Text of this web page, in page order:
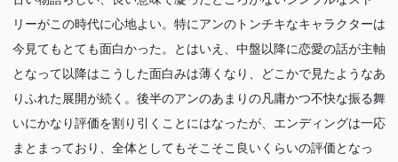
リーがこの時代に心地よい。特にアンのトンチキなキャラクターは
今見てもとても面白かった。とはいえ、中盤以降に恋愛の話が主軸
となって以降はこうした面白みは薄くなり、どこかで見たようなあ
りふれた展開が続く。後半のアンのあまりの凡庸かつ不快な振る舞
いにかなり評価を割り引くことにはなったが、エンディングは一応
まとまっており、全体としてもそこそこ良いくらいの評価となっ